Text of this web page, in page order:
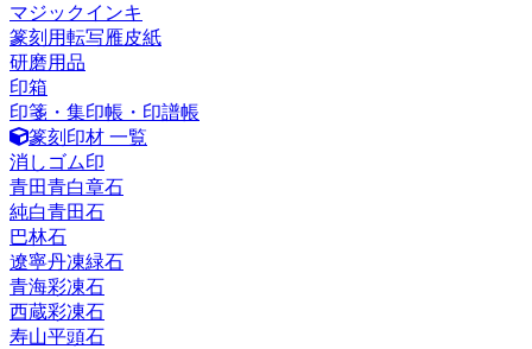
マジックインキ
篆刻用転写雁皮紙
研磨用品
印箱
印箋・集印帳・印譜帳
篆刻印材 一覧
消しゴム印
青田青白章石
純白青田石
巴林石
遼寧丹凍緑石
青海彩凍石
西蔵彩凍石
寿山平頭石